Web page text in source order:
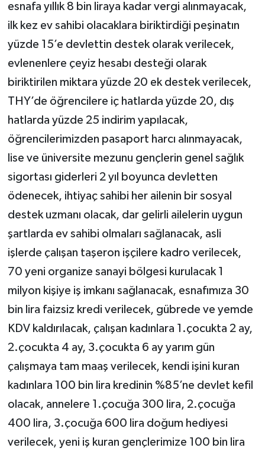
esnafa yıllık 8 bin liraya kadar vergi alınmayacak,
ilk kez ev sahibi olacaklara biriktirdiği peşinatın
yüzde 15’e devlettin destek olarak verilecek,
evlenenlere çeyiz hesabı desteği olarak
biriktirilen miktara yüzde 20 ek destek verilecek,
THY’de öğrencilere iç hatlarda yüzde 20, dış
hatlarda yüzde 25 indirim yapılacak,
öğrencilerimizden pasaport harcı alınmayacak,
lise ve üniversite mezunu gençlerin genel sağlık
sigortası giderleri 2 yıl boyunca devletten
ödenecek, ihtiyaç sahibi her ailenin bir sosyal
destek uzmanı olacak, dar gelirli ailelerin uygun
şartlarda ev sahibi olmaları sağlanacak, asli
işlerde çalışan taşeron işçilere kadro verilecek,
70 yeni organize sanayi bölgesi kurulacak 1
milyon kişiye iş imkanı sağlanacak, esnafımıza 30
bin lira faizsiz kredi verilecek, gübrede ve yemde
KDV kaldırılacak, çalışan kadınlara 1.çocukta 2 ay,
2.çocukta 4 ay, 3.çocukta 6 ay yarım gün
çalışmaya tam maaş verilecek, kendi işini kuran
kadınlara 100 bin lira kredinin %85’ne devlet kefil
olacak, annelere 1.çocuğa 300 lira, 2.çocuğa
400 lira, 3.çocuğa 600 lira doğum hediyesi
verilecek, yeni iş kuran gençlerimize 100 bin lira